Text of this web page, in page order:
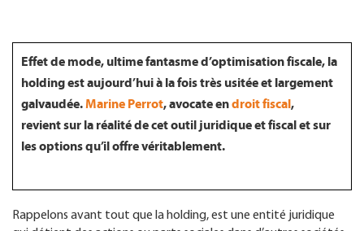
Effet de mode, ultime fantasme d’optimisation fiscale, la
holding est aujourd’hui à la fois très usitée et largement
galvaudée.Marine Perrot, avocate endroit fiscal,
revient sur la réalité de cet outil juridique et fiscal et sur
les options qu’il offre véritablement.
Rappelons avant tout que la holding, est une entité juridique